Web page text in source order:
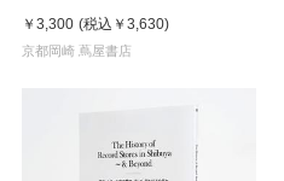
￥3,300 (税込 ￥3,630)
京都岡崎 蔦屋書店